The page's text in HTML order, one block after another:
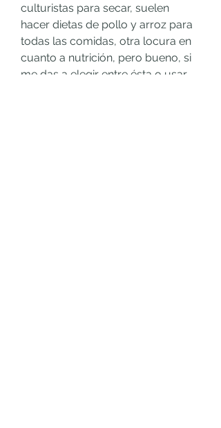
culturistas para secar, suelen
hacer dietas de pollo y arroz para
todas las comidas, otra locura en
cuanto a nutrición, pero bueno, si
me das a elegir entre ésta o usar